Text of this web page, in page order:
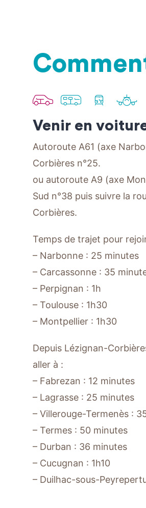
Venir
voiture
Venir
bus
Venir
train
Venir en
Autoroute A61 (axe
Corbières n°25.
ou autoroute A9 (axe
Sud n°38 puis suivre la
Corbières.
Temps de trajet pour
– Narbonne : 25 minutes
– Carcassonne : 35
– Perpignan : 1h
– Toulouse : 1h30
– Montpellier : 1h30
Depuis Lézignan-
aller à :
– Fabrezan : 12 minutes
– Lagrasse : 25 minutes
– Villerouge-Termenès :
– Termes : 50 minutes
– Durban : 36 minutes
– Cucugnan : 1h10
– Duilhac-sous-